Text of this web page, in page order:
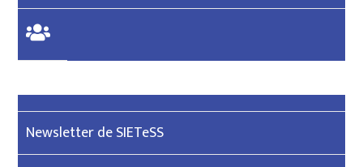
Newsletter de SIETeSS